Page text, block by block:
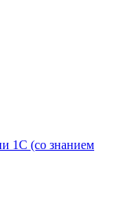
1С (со знанием